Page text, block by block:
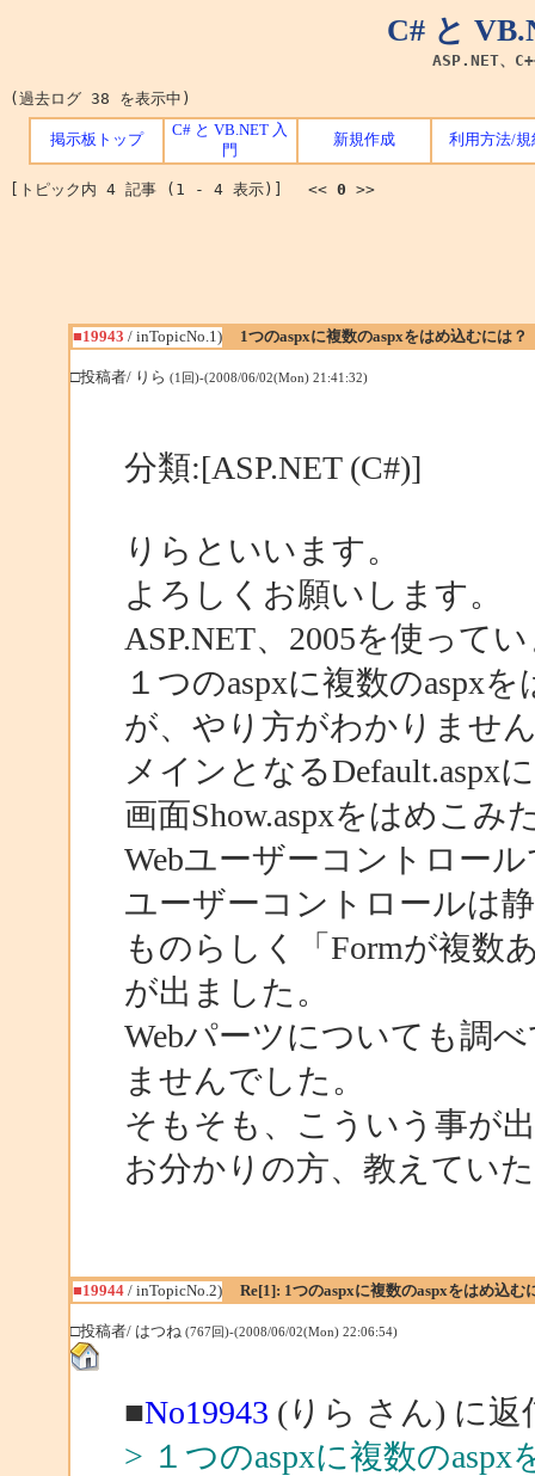
C# と
ASP.NET、
(過去ログ 38 を表示中)
掲示板トップ
C# と VB.NET 入
門
新規作成 利用方法/規
[トピック内 4 記事 (1 - 4 表示)] << 0 >>
■19943 / inTopicNo.1) 1つのaspxに複数のaspxをはめ込むには？
□投稿者/ りら (1回)-(2008/06/02(Mon) 21:41:32)
分類:[ASP.NET (C#)]
りらといいます。
よろしくお願いします。
ASP.NET、2005を使って
１つのaspxに複数のaspx
が、やり方がわかりませ
メインとなるDefault.aspx
画面Show.aspxをはめこみ
Webユーザーコントロー
ユーザーコントロールは
ものらしく「Formが複数
が出ました。
Webパーツについても調
ませんでした。
そもそも、こういう事が
お分かりの方、教えてい
■19944/ inTopicNo.2) Re[1]: 1つのaspxに複数のaspxをはめ込む
□投稿者/ はつね (767回)-(2008/06/02(Mon) 22:06:54)
■No19943 (りら さん) に返
> １つのaspxに複数の